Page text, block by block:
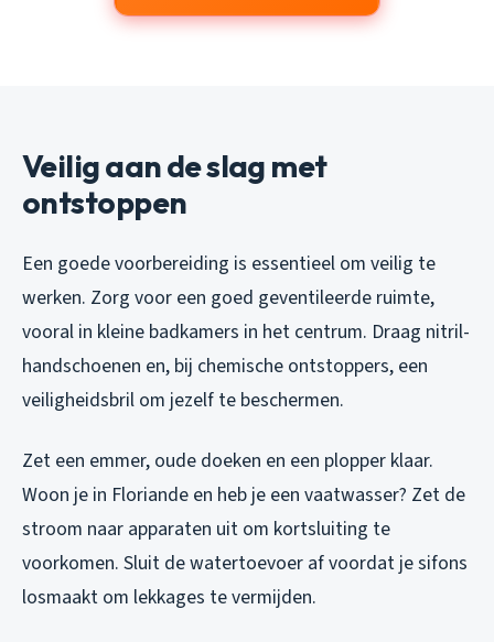
Veilig aan de slag met
ontstoppen
Een goede voorbereiding is essentieel om veilig te
werken. Zorg voor een goed geventileerde ruimte,
vooral in kleine badkamers in het centrum. Draag nitril-
handschoenen en, bij chemische ontstoppers, een
veiligheidsbril om jezelf te beschermen.
Zet een emmer, oude doeken en een plopper klaar.
Woon je in Floriande en heb je een vaatwasser? Zet de
stroom naar apparaten uit om kortsluiting te
voorkomen. Sluit de watertoevoer af voordat je sifons
losmaakt om lekkages te vermijden.